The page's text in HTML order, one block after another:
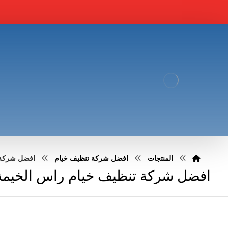
المنتجات افضل شركة تنظيف خيام افضل شركة
افضل شركة تنظيف خيام راس الخيمة